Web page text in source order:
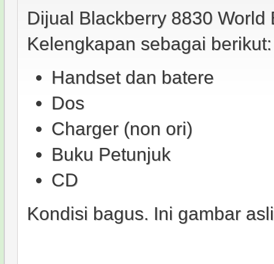
Dijual Blackberry 8830 World
Kelengkapan sebagai berikut:
Handset dan batere
Dos
Charger (non ori)
Buku Petunjuk
CD
Kondisi bagus. Ini gambar